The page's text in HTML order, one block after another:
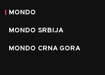
MONDO
MONDO SRBIJA
MONDO CRNA GORA